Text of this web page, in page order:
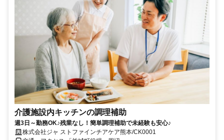
介護施設内キッチンの調理補助
週3日～勤務OK♪残業なし！簡単調理補助で未経験も安心♪
株式会社ジャ ストファインチアケア熊本/CK0001